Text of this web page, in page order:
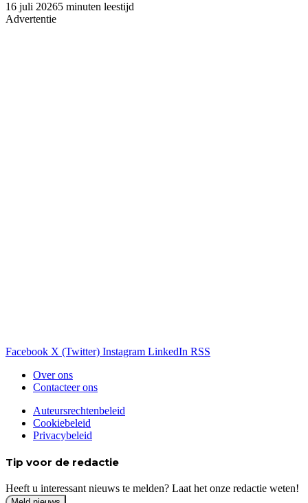
16 juli 20265 minuten leestijd
Advertentie
Facebook X (Twitter) Instagram LinkedIn RSS
Over ons
Contacteer ons
Auteursrechtenbeleid
Cookiebeleid
Privacybeleid
Tip voor de redactie
Heeft u interessant nieuws te melden? Laat het onze redactie weten!